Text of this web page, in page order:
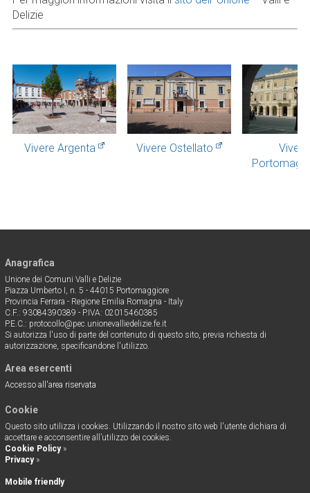
Delizie
Vivere Argenta Vivere Ostellato
Vivere
Anagrafica
Unione dei Comuni Valli e Delizie
Piazza Umberto I, n. 5 - 44015 Portomaggiore
Provincia Ferrara - Regione Emilia Romagna - Italy
C.F.: 93084390389 - P.IVA: 02015460385
P.E.C.: protocollo@pec.unionevalliedelizie.fe.it
Si autorizza l'uso di parte del contenuto di questo sito, previa richiesta di
autorizzazione, specificandone l'utilizzo.
Area esercenti
Accesso all'area riservata
Cookie
Questo sito utilizza i cookies. Utilizzando il nostro sito web l'utente dichiara di
accettare e acconsentire all’utilizzo dei cookies.
Cookie Policy»
Privacy»
Mobile friendly